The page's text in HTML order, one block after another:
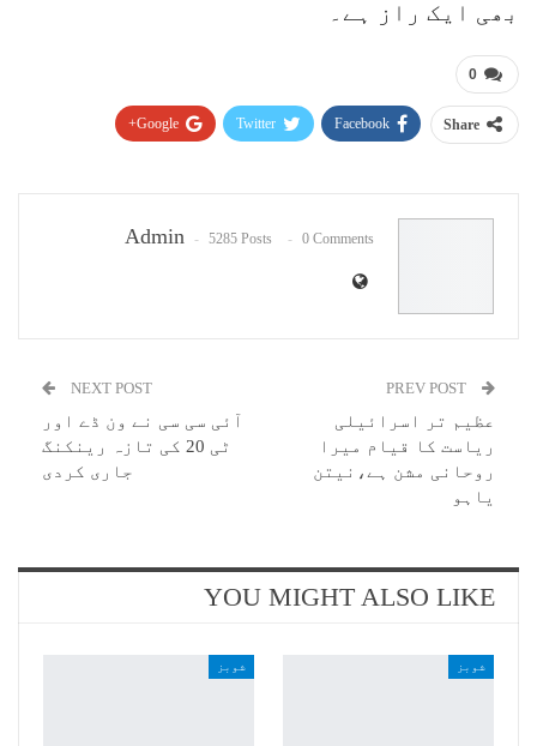
بھی ایک راز ہے۔
0
Share
Facebook
Twitter
Google+
Admin 5285 Posts 0 Comments
عظیم تر اسرائیلی
ریاست کا قیام میرا
روحانی مشن ہے،نیتن
یاہو
NEXT POST
آئی سی سی نے ون ڈے اور
ٹی 20 کی تازہ رینکنگ
جاری کردی
YOU MIGHT ALSO LIKE
شوبز شوبز